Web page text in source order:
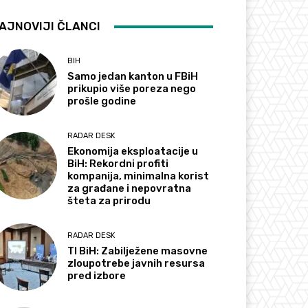
ČLANCI
BIH
Samo jedan kanton u FBiH
prikupio više poreza nego
prošle godine
RADAR DESK
Ekonomija eksploatacije u
BiH: Rekordni profiti
kompanija, minimalna korist
za građane i nepovratna
šteta za prirodu
RADAR DESK
TI BiH: Zabilježene masovne
zloupotrebe javnih resursa
pred izbore